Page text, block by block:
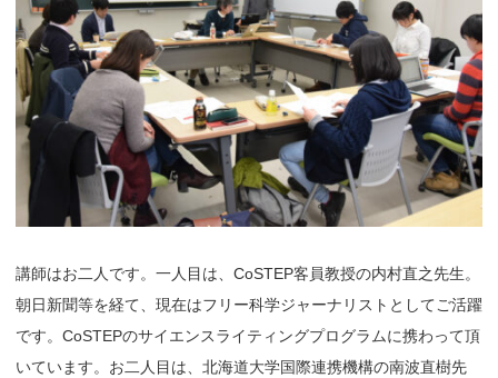
講師はお二人です。一人目は、CoSTEP客員教授の内村直之先生。
朝日新聞等を経て、現在はフリー科学ジャーナリストとしてご活躍
です。CoSTEPのサイエンスライティングプログラムに携わって頂
いています。お二人目は、北海道大学国際連携機構の南波直樹先